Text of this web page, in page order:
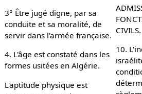
3° Être jugé digne, par sa
conduite et sa moralité, de
servir dans l'armée française.
4. L'âge est constaté dans les
formes usitées en Algérie.
L'aptitude physique est
CIVILS.
10.